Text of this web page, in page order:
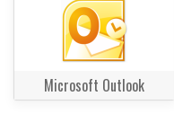
Microsoft Outlook